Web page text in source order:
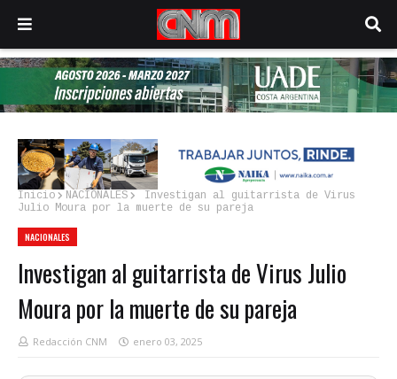
Inicio NACIONALES
Investigan al guitarrista de Virus
Julio Moura por la muerte de su pareja
NACIONALES
Investigan al guitarrista de Virus Julio
Moura por la muerte de su pareja
Redacción CNM enero 03, 2025